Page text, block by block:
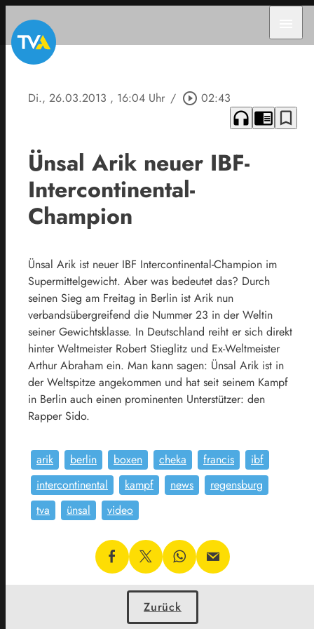
Di., 26.03.2013 , 16:04 Uhr / play_circle_outline 02:43
headphones chrome_reader_mode bookmark_border
Ünsal Arik neuer IBF-
Intercontinental-
Champion
Ünsal Arik ist neuer IBF Intercontinental-Champion im
Supermittelgewicht. Aber was bedeutet das? Durch
seinen Sieg am Freitag in Berlin ist Arik nun
verbandsübergreifend die Nummer 23 in der Weltin
seiner Gewichtsklasse. In Deutschland reiht er sich direkt
hinter Weltmeister Robert Stieglitz und Ex-Weltmeister
Arthur Abraham ein. Man kann sagen: Ünsal Arik ist in
der Weltspitze angekommen und hat seit seinem Kampf
in Berlin auch einen prominenten Unterstützer: den
Rapper Sido.
arik berlin boxen cheka francis
ibf
intercontinental
kampf news
regensburg
tva
ünsal video
Zurück